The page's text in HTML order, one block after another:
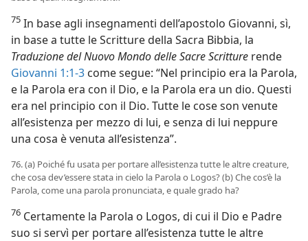
75 In base agli insegnamenti dell’apostolo Giovanni, sì,
in base a tutte le Scritture della Sacra Bibbia, la
Traduzione del Nuovo Mondo delle Sacre Scritture rende
Giovanni 1:1-3 come segue: “Nel principio era la Parola,
e la Parola era con il Dio, e la Parola era un dio. Questi
era nel principio con il Dio. Tutte le cose son venute
all’esistenza per mezzo di lui, e senza di lui neppure
una cosa è venuta all’esistenza”.
76. (a) Poiché fu usata per portare all’esistenza tutte le altre creature,
che cosa dev’essere stata in cielo la Parola o Logos? (b) Che cos’è la
Parola, come una parola pronunciata, e quale grado ha?
76 Certamente la Parola o Logos, di cui il Dio e Padre
suo si servì per portare all’esistenza tutte le altre